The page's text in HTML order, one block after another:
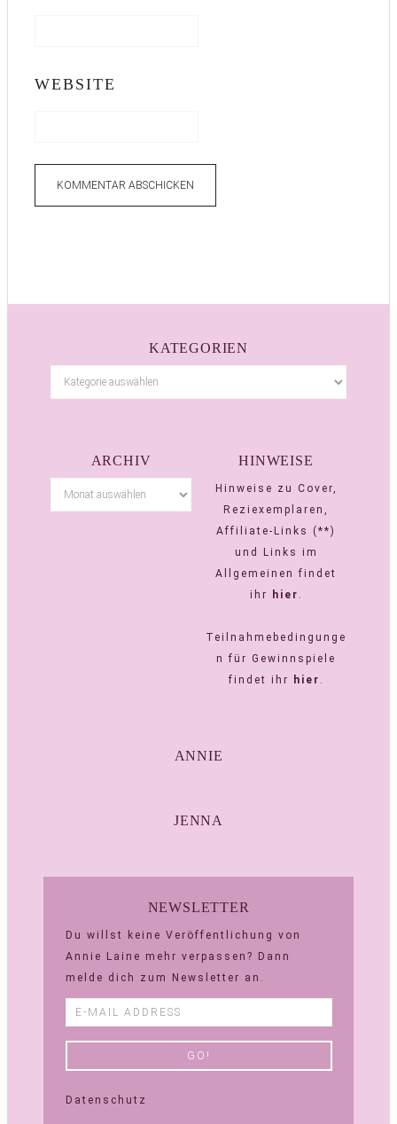
WEBSITE
KATEGORIEN
ARCHIV HINWEISE
Hinweise zu Cover,
Reziexemplaren,
Affiliate-Links (**)
und Links im
Allgemeinen findet
ihr
hier .
Teilnahmebedingunge
n für Gewinnspiele
findet ihr
hier .
ANNIE
JENNA
NEWSLETTER
Du willst keine Veröffentlichung von
Annie Laine mehr verpassen? Dann
melde dich zum Newsletter an.
Datenschutz